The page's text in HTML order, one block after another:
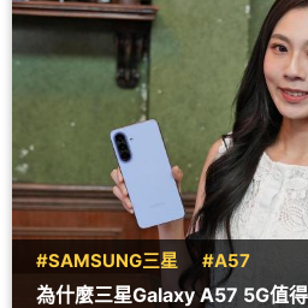
#SAMSUNG三星 #A57
為什麼三星Galaxy A57 5G值